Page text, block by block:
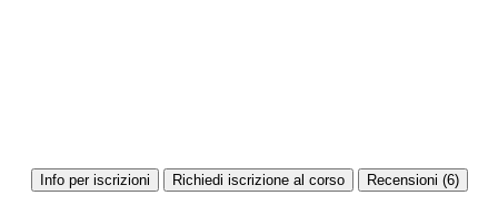
Info per iscrizioni Richiedi iscrizione al corso Recensioni (6)